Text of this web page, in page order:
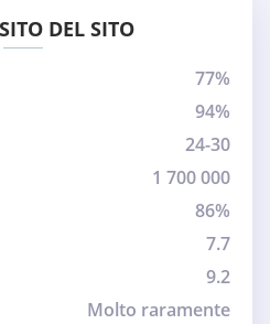
DEL SITO
77%
94%
24-30
1 700 000
86%
7.7
9.2
Molto raramente